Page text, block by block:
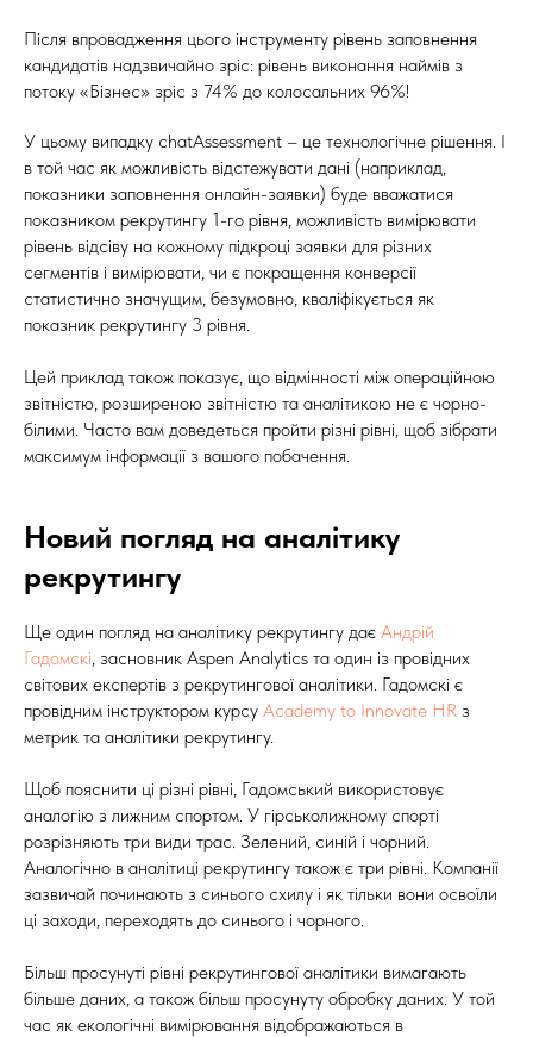
Після впровадження цього інструменту рівень заповнення
кандидатів надзвичайно зріс: рівень виконання наймів з
потоку «Бізнес» зріс з 74% до колосальних 96%!
У цьому випадку chatAssessment – це технологічне рішення. І
в той час як можливість відстежувати дані (наприклад,
показники заповнення онлайн-заявки) буде вважатися
показником рекрутингу 1-го рівня, можливість вимірювати
рівень відсіву на кожному підкроці заявки для різних
сегментів і вимірювати, чи є покращення конверсії
статистично значущим, безумовно, кваліфікується як
показник рекрутингу 3 рівня.
Цей приклад також показує, що відмінності між операційною
звітністю, розширеною звітністю та аналітикою не є чорно-
білими. Часто вам доведеться пройти різні рівні, щоб зібрати
максимум інформації з вашого побачення.
Новий погляд на аналітику
рекрутингу
Ще один погляд на аналітику рекрутингу дає Андрій
Гадомскі , засновник Aspen Analytics та один із провідних
світових експертів з рекрутингової аналітики. Гадомскі є
провідним інструктором курсу Academy to Innovate HR з
метрик та аналітики рекрутингу.
Щоб пояснити ці різні рівні, Гадомський використовує
аналогію з лижним спортом. У гірськолижному спорті
розрізняють три види трас. Зелений, синій і чорний.
Аналогічно в аналітиці рекрутингу також є три рівні. Компанії
зазвичай починають з синього схилу і як тільки вони освоїли
ці заходи, переходять до синього і чорного.
Більш просунуті рівні рекрутингової аналітики вимагають
більше даних, а також більш просунуту обробку даних. У той
час як екологічні вимірювання відображаються в